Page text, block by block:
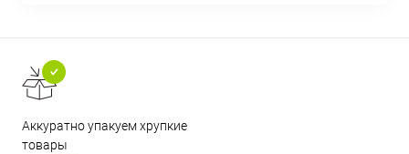
Аккуратно упакуем хрупкие
товары